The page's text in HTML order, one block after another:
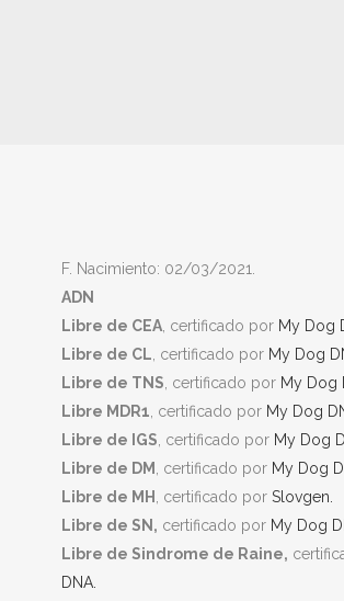
F. Nacimiento: 02/03/2021.
ADN
Libre de CEA, certificado por My Dog
Libre de CL , certificado por My Dog
Libre de TNS , certificado por My Dog
Libre MDR1 , certificado por My Dog
Libre de IGS , certificado por My Dog
Libre de DM
, certificado por My Dog
Libre de MH
, certificado por Slovgen.
Libre de SN, certificado por My Dog
Libre de Sindrome de Raine,
DNA.